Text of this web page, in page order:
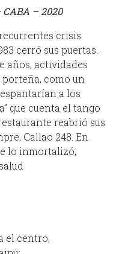
– 2020
crisis
cerró sus puertas.
años, actividades
como un
a los
que cuenta el tango
reabrió sus
Callao 248. En
lo inmortalizó,
el centro,